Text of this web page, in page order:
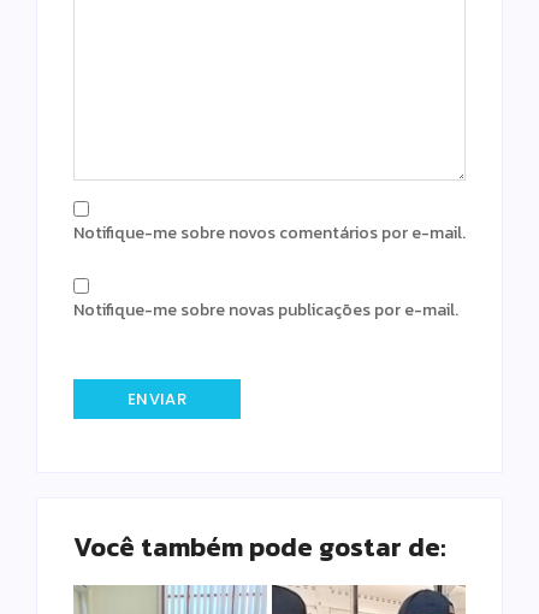
Notifique-me sobre novos comentários por e-mail.
Notifique-me sobre novas publicações por e-mail.
Você também pode gostar de: